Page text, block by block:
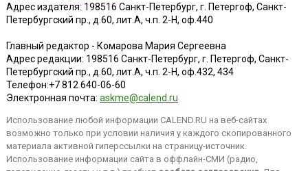
Адрес издателя: 198516 Санкт-Петербург, г. Петергоф, Санкт-
Петербургский пр., д.60, лит.А, ч.п. 2-Н, оф.440
Главный редактор - Комарова Мария Сергеевна
Адрес редакции: 198516 Санкт-Петербург, г. Петергоф, Санкт-
Петербургский пр., д.60, лит.А, ч.п. 2-Н, оф.432, 434
Телефон:+7 812 640-06-60
Электронная почта: askme@calend.ru
Использование любой информации CALEND.RU на веб-сайтах
возможно только при условии наличия у каждого скопированного
материала активной гиперссылки на страницу-источник.
Использование информации сайта в оффлайн-СМИ (радио,